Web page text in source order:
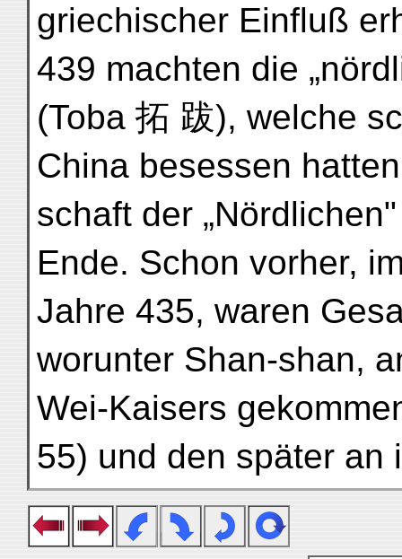
griechischer Einfluß
439 machten die
(Toba 拓 跋), welche
China besessen
schaft der
Ende. Schon vorher,
Jahre 435, waren
worunter Shan-shan,
Wei-Kaisers
55) und den später an